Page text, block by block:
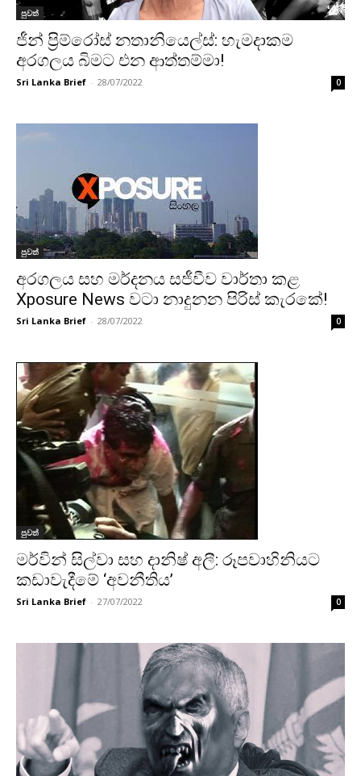
පුවත්
ජීන් ප්‍රිම්රෝස් නතානියෙල්ස්: හැමදාකම
අරගලය බිමට එන ආත්තම්මා!
Sri Lanka Brief - 28/07/2022 0
පුවත්
අරගලය සහ මර්දනය සජීවීව වාර්තා කළ
Xposure News වටා නාදුනන පිරිස් කැරකේ!
Sri Lanka Brief - 28/07/2022 0
පුවත්
මර්වින් සිල්වා සහ දානිෂ් අලී: රූපවාහිනියට
කඩාවැදීමේ ‘අවනීතිය’
Sri Lanka Brief - 27/07/2022 0